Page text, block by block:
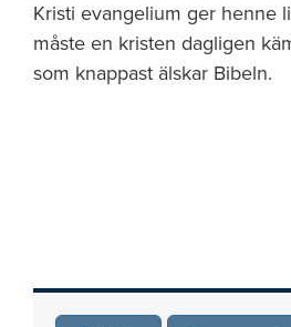
Kristi evangelium ger henne
måste en kristen dagligen
som knappast älskar Bibeln.